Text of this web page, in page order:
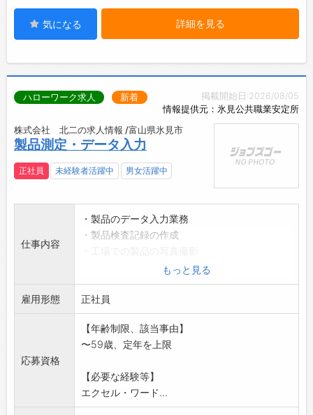
気になる 詳細を見る
掲載開始日:2026/08/05
情報提供元：氷見公共職業安定所
ハローワーク求人 新着
株式会社 北二の求人情報 /富山県氷見市
製品測定・データ入力
正社員 未経験者活躍中 男女活躍中
仕事内容
・製品のデータ入力業務
・製品検査記録の作成
【変更範囲:変更なし】
※面接希望の方はハローワークから『紹介状』
の交付を
受けてください。
もっと見る
雇用形態 正社員
応募資格
【年齢制限、該当事由】
〜59歳、定年を上限
【必要な経験等】
エクセル・ワード...